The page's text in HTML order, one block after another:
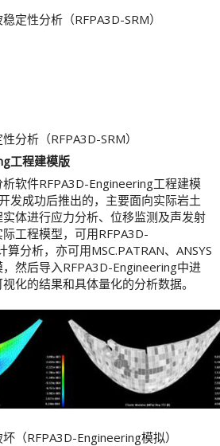
定性分析（RFPA3D-SRM）
分析（RFPA3D-SRM）
工程建模版
软件RFPA3D-Engineering工程建模
发成功后推出的，主要面向实际岩土
体进行应力分析、位移监测及声发射
际工程模型，可用RFPA3D-
分析，亦可用MSC.PATRAN、ANSYS
然后导入RFPA3D-Engineering中进
化的结果和具体量化的分析数据。
（RFPA3D-Engineering模拟）